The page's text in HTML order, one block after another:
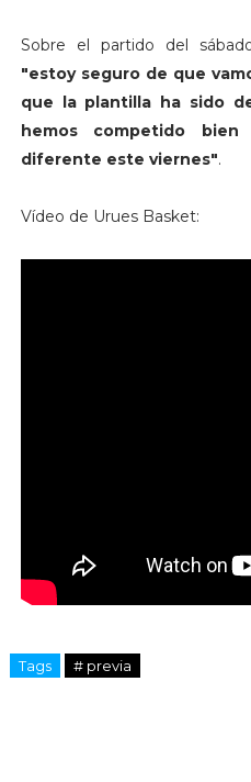
Sobre el partido del
"estoy seguro de que
que la plantilla ha sido
hemos competido
diferente este viernes".
Vídeo de Urues Basket:
Tags # previa